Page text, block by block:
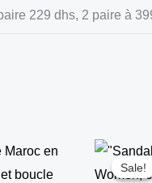
229 dhs, 2 paire à
Sale!
Sale!